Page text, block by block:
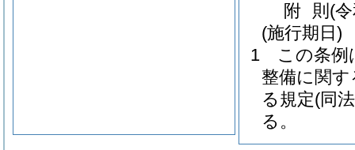
附 則 (
(施行期日)
1
この条
整備に関す
る規定(同
る。